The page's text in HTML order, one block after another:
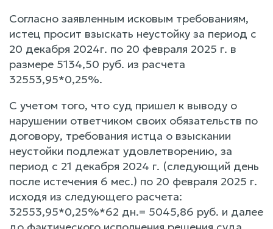
Согласно заявленным исковым требованиям,
истец просит взыскать неустойку за период с
20 декабря 2024г. по 20 февраля 2025 г. в
размере 5134,50 руб. из расчета
32553,95*0,25%.
С учетом того, что суд пришел к выводу о
нарушении ответчиком своих обязательств по
договору, требования истца о взыскании
неустойки подлежат удовлетворению, за
период с 21 декабря 2024 г. (следующий день
после истечения 6 мес.) по 20 февраля 2025 г.
исходя из следующего расчета:
32553,95*0,25%*62 дн.= 5045,86 руб. и далее